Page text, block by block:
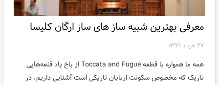
معرفی بهترین شبیه ساز های ساز ارگان کلیسا
۲۷ خرداد ۱۳۹۹
همه ما همواره با قطعه Toccata and Fugue از باخ یاد قلعه‌هایی
تاریک که مخصوص سکونت اربابان تاریکی است آشنایی داریم، در